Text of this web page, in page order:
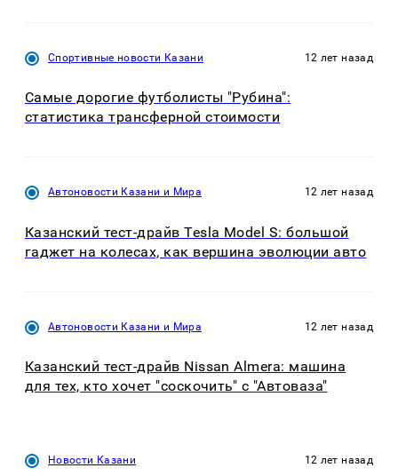
Спортивные новости Казани 12 лет назад
Самые дорогие футболисты "Рубина":
статистика трансферной стоимости
Автоновости Казани и Мира 12 лет назад
Казанский тест-драйв Tesla Model S: большой
гаджет на колесах, как вершина эволюции авто
Автоновости Казани и Мира 12 лет назад
Казанский тест-драйв Nissan Almera: машина
для тех, кто хочет "соскочить" с "Автоваза"
Новости Казани 12 лет назад